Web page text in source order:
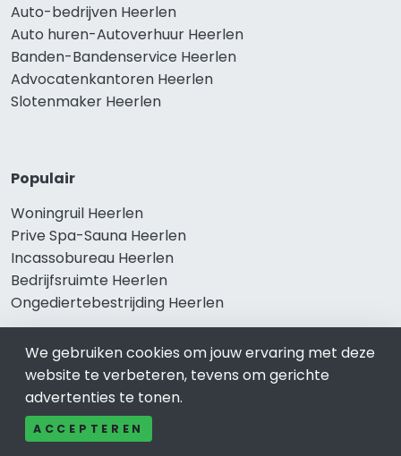
Auto-bedrijven Heerlen
Auto huren-Autoverhuur Heerlen
Banden-Bandenservice Heerlen
Advocatenkantoren Heerlen
Slotenmaker Heerlen
Populair
Woningruil Heerlen
Prive Spa-Sauna Heerlen
Incassobureau Heerlen
Bedrijfsruimte Heerlen
Ongediertebestrijding Heerlen
We gebruiken cookies om jouw ervaring met deze
website te verbeteren, tevens om gerichte
advertenties te tonen.
ACCEPTEREN